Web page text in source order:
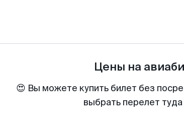
Цены на
😍 Вы можете купить билет без
выбрать перелет